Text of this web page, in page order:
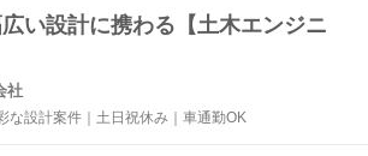
い設計に携わる【土木エンジニ
社
な設計案件｜土日祝休み｜車通勤OK